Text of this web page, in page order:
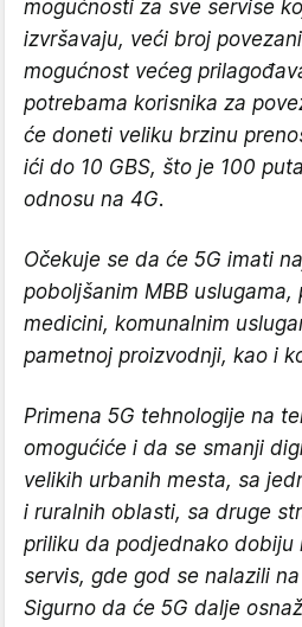
mogućnosti za sve servise
izvršavaju, veći broj
mogućnost većeg
potrebama korisnika za
će doneti veliku brzinu
ići do 10 GBS, što je 100
odnosu na 4G.
Očekuje se da će 5G imati
poboljšanim MBB uslugama,
medicini, komunalnim
pametnoj proizvodnji, kao i
Primena 5G tehnologije na
omogućiće i da se smanji
velikih urbanih mesta, sa
i ruralnih oblasti, sa druge
priliku da podjednako dobiju
servis, gde god se nalazili
Sigurno da će 5G dalje